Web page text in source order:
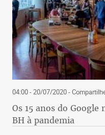
04:00 - 20/07/2020-
Os 15 anos do
BH à pandemia